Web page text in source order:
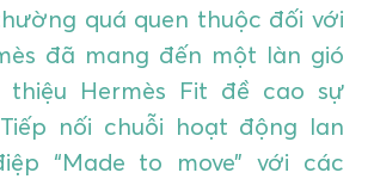
quá quen thuộc đối với
đã mang đến một làn gió
Hermès Fit đề cao sự
nối chuỗi hoạt động lan
“Made to move” với các